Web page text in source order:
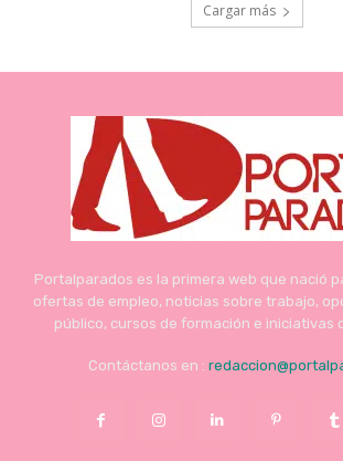
Cargar más
Portalparados es la primera web que nació
ofertas de empleo, noticias sobre trabajo,
público, cursos de formación e iniciativas
Contáctanos en :